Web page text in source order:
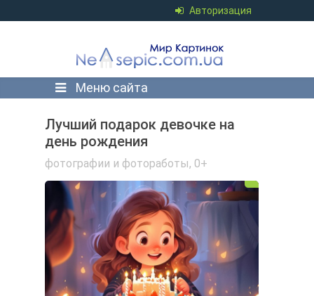
Авторизация
Меню сайта
Лучший подарок девочке на
день рождения
фотографии и фотоработы, 0+